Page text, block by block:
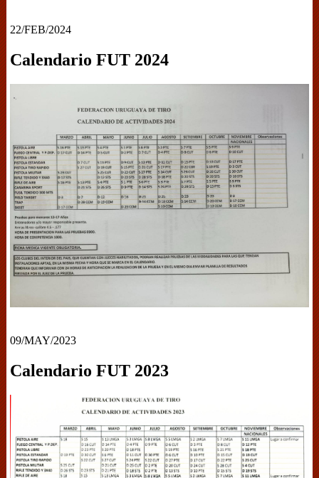
22/FEB/2024
Calendario FUT 2024
09/MAY/2023
Calendario FUT 2023